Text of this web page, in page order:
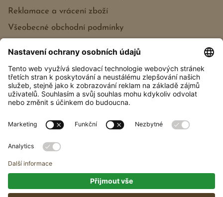
Reklamace a vrácení zboží
Všeobecné obchodní podmínky